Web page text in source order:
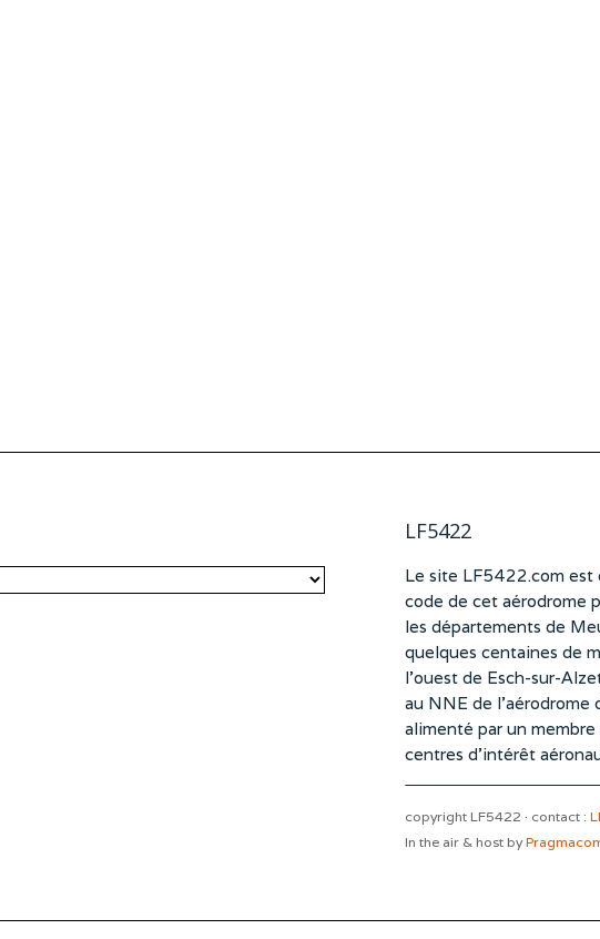
LF5422
Le site LF5422.com est
code de cet aérodrome
les départements de
quelques centaines de
l’ouest de Esch-sur-
au NNE de l’aérodrome
alimenté par un
centres d’intérêt
copyright LF5422 · contact :
In the air & host by